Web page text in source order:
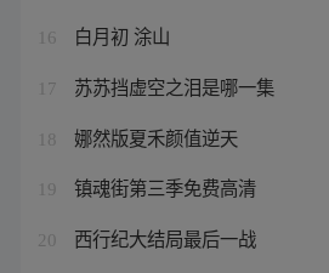
16 白月初 涂山
17 苏苏挡虚空之泪是哪一集
18 娜然版夏禾颜值逆天
19 镇魂街第三季免费高清
20 西行纪大结局最后一战